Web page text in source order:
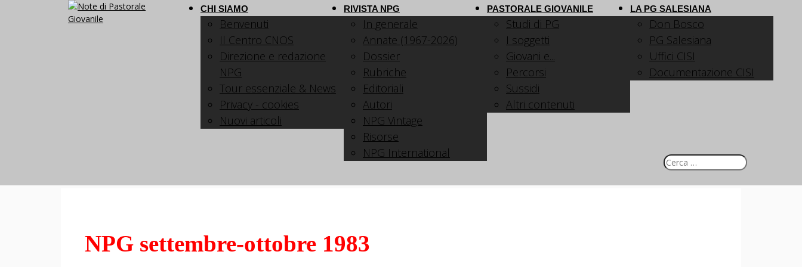
CHI SIAMO
Benvenuti
Il Centro CNOS
Direzione e redazione
NPG
Tour essenziale & News
Privacy - cookies
Nuovi articoli
RIVISTA NPG
In generale
Annate (1967-2026)
Dossier
Rubriche
Editoriali
Autori
NPG Vintage
Risorse
NPG International
PASTORALE GIOVANILE
Studi di PG
I soggetti
Giovani e...
Percorsi
Sussidi
Altri contenuti
LA PG SALESIANA
Don Bosco
PG Salesiana
Uffici CISI
Documentazione CISI
NPG settembre-ottobre 1983